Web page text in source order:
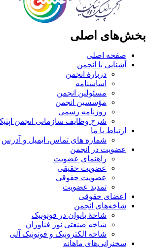
اصلی
صفحه اصلی
آشنایی با انجمن
دربارۀ انجمن
اساسنامه
مسئولین انجمن
مؤسسین انجمن
روزنامه رسمی
شرح وظایف سازمانی انجمن اپتیک
ارتباط با ما
شماره های تماس، ایمیل و آدرس
عضویت در انجمن
راهنمای عضویت
عضویت حقیقی
عضویت حقوقی
تمدید عضویت
اعضای حقوقی
شاخه‌های انجمن
شاخۀ بانوان در فوتونیک
شاخه صنعتی نور فناوران
شاخه‌ الکترونیک و فوتونیک آلی
سخنرانی‌های ماهانه